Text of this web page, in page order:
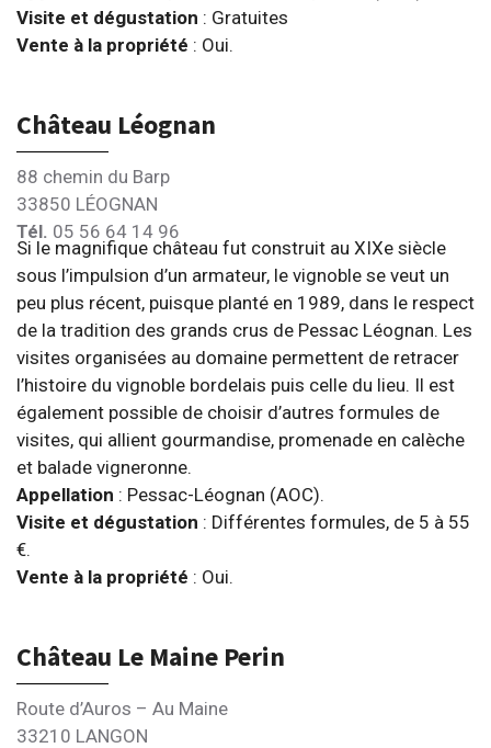
Visite et dégustation : Gratuites
Vente à la propriété : Oui.
Château Léognan
88 chemin du Barp
33850 LÉOGNAN
Tél. 05 56 64 14 96
Si le magnifique château fut construit au XIXe siècle
sous l’impulsion d’un armateur, le vignoble se veut un
peu plus récent, puisque planté en 1989, dans le respect
de la tradition des grands crus de Pessac Léognan. Les
visites organisées au domaine permettent de retracer
l’histoire du vignoble bordelais puis celle du lieu. Il est
également possible de choisir d’autres formules de
visites, qui allient gourmandise, promenade en calèche
et balade vigneronne.
Appellation : Pessac-Léognan (AOC).
Visite et dégustation : Différentes formules, de 5 à 55
€.
Vente à la propriété : Oui.
Château Le Maine Perin
Route d’Auros – Au Maine
33210 LANGON